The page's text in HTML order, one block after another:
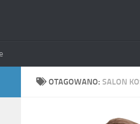
OTAGOWANO: SALON